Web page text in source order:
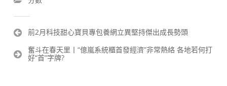
文
導
前2月科技甜心寶貝專包養網立異堅持傑出成長勢頭
奮斗在春天里丨“億嵐系統櫃首發經濟”非常熱絡 各地若何打
好“首”字牌?